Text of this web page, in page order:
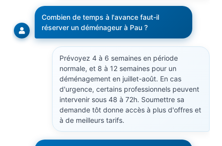
Combien de temps à l'avance faut-il
réserver un déménageur à Pau ?
Prévoyez 4 à 6 semaines en période
normale, et 8 à 12 semaines pour un
déménagement en juillet-août. En cas
d'urgence, certains professionnels peuvent
intervenir sous 48 à 72h. Soumettre sa
demande tôt donne accès à plus d'offres et
à de meilleurs tarifs.